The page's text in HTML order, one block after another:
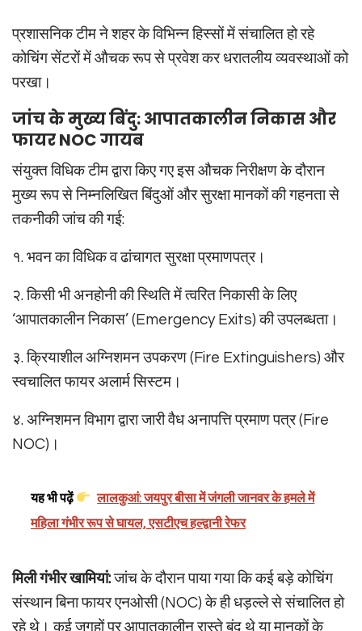
प्रशासनिक टीम ने शहर के विभिन्न हिस्सों में संचालित हो रहे
कोचिंग सेंटरों में औचक रूप से प्रवेश कर धरातलीय व्यवस्थाओं को
परखा।
जांच के मुख्य बिंदु: आपातकालीन निकास और
फायर NOC गायब
संयुक्त विधिक टीम द्वारा किए गए इस औचक निरीक्षण के दौरान
मुख्य रूप से निम्नलिखित बिंदुओं और सुरक्षा मानकों की गहनता से
तकनीकी जांच की गई:
१. भवन का विधिक व ढांचागत सुरक्षा प्रमाणपत्र।
२. किसी भी अनहोनी की स्थिति में त्वरित निकासी के लिए
‘आपातकालीन निकास’ (Emergency Exits) की उपलब्धता।
३. क्रियाशील अग्निशमन उपकरण (Fire Extinguishers) और
स्वचालित फायर अलार्म सिस्टम।
४. अग्निशमन विभाग द्वारा जारी वैध अनापत्ति प्रमाण पत्र (Fire
NOC)।
यह भी पढ़ें
लालकुआं: जयपुर बीसा में जंगली जानवर के हमले में
महिला गंभीर रूप से घायल, एसटीएच हल्द्वानी रेफर
मिली गंभीर खामियां:जांच के दौरान पाया गया कि कई बड़े कोचिंग
संस्थान बिना फायर एनओसी (NOC) के ही धड़ल्ले से संचालित हो
रहे थे। कई जगहों पर आपातकालीन रास्ते बंद थे या मानकों के